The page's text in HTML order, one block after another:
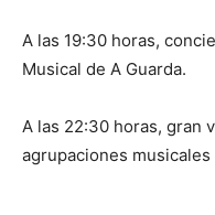
A las 19:30 horas,
Musical de A Guarda.
A las 22:30 horas, gran
agrupaciones musicales